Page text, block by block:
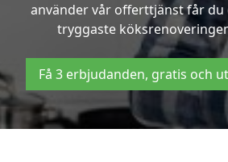
använder vår offerttjänst får du
tryggaste
Få 3 erbjudanden, gratis och